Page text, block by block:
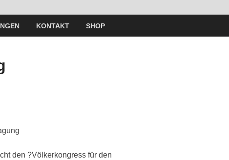
KONTAKT SHOP
den ?Völkerkongress für den